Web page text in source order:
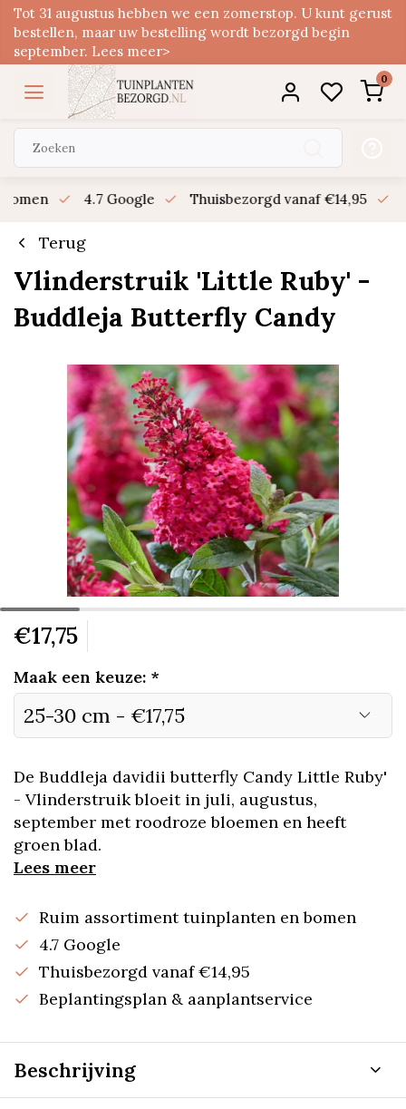
Tot 31 augustus hebben we een zomerstop. U kunt gerust
bestellen, maar uw bestelling wordt bezorgd begin
september. Lees meer>
0
4.7 Google Thuisbezorgd vanaf €14,95
Terug
Vlinderstruik 'Little Ruby' -
Buddleja Butterfly Candy
€17,75
Maak een keuze: *
De Buddleja davidii butterfly Candy Little Ruby'
- Vlinderstruik bloeit in juli, augustus,
september met roodroze bloemen en heeft
groen blad.
Lees meer
Ruim assortiment tuinplanten en bomen
4.7 Google
Thuisbezorgd vanaf €14,95
Beplantingsplan & aanplantservice
Beschrijving